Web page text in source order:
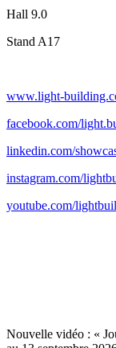
Hall 9.0
Stand A17
www.light-
facebook.com/
linkedin.com/
instagram.com/
youtube.com/
Nouvelle vidéo : «